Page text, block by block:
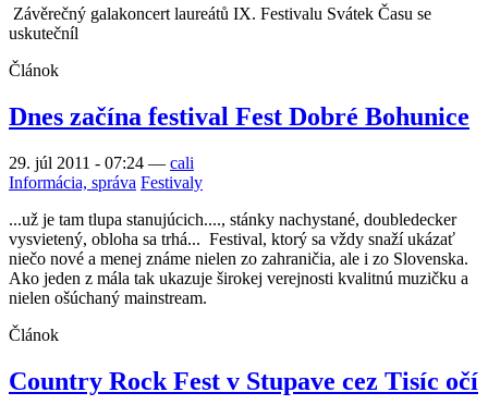
Závěrečný galakoncert laureátů IX. Festivalu Svátek Času se
uskutečníl
Článok
Dnes začína festival Fest Dobré Bohunice
29. júl 2011 - 07:24 — cali
Informácia, správa Festivaly
...už je tam tlupa stanujúcich...., stánky nachystané, doubledecker
vysvietený, obloha sa trhá... Festival, ktorý sa vždy snaží ukázať
niečo nové a menej známe nielen zo zahraničia, ale i zo Slovenska.
Ako jeden z mála tak ukazuje širokej verejnosti kvalitnú muzičku a
nielen ošúchaný mainstream.
Článok
Country Rock Fest v Stupave cez Tisíc očí